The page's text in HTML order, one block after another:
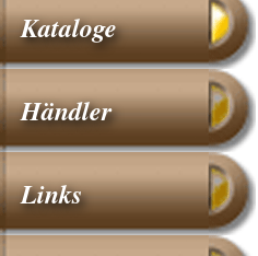
Kataloge
Händler
Links